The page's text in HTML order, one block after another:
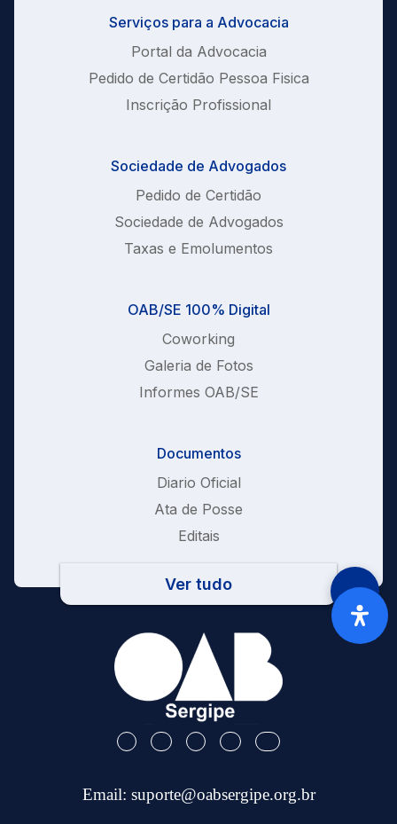
Serviços para a Advocacia
Portal da Advocacia
Pedido de Certidão Pessoa Fisica
Inscrição Profissional
Sociedade de Advogados
Pedido de Certidão
Sociedade de Advogados
Taxas e Emolumentos
OAB/SE 100% Digital
Coworking
Galeria de Fotos
Informes OAB/SE
Documentos
Diario Oficial
Ata de Posse
Editais
Ver tudo
Email: suporte@oabsergipe.org.br